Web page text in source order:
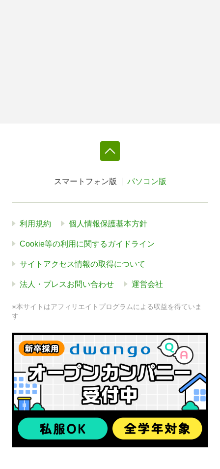
スマートフォン版 パソコン版
利用規約 個人情報保護基本方針
Cookie等の利用に関するガイドライン
サイトアクセス情報の取得について
法人・プレスお問い合わせ 運営会社
※本サイトはアフィリエイトプログラムによる収益を得ていま
す